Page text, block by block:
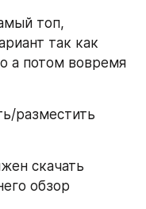
топ,
так как
а потом вовремя
разместить
скачать
обзор